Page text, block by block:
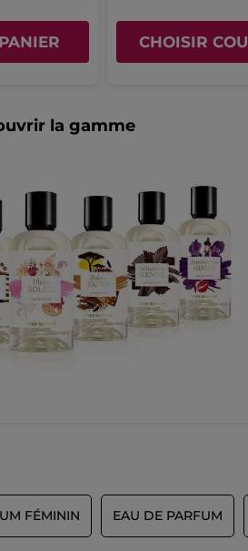
CHOISIR
la gamme
FÉMININ EAU DE PARFUM